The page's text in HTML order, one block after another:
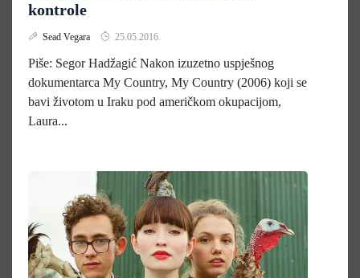
kontrole
Sead Vegara 25.05.2016.
Piše: Segor Hadžagić Nakon izuzetno uspješnog
dokumentarca My Country, My Country (2006) koji se
bavi životom u Iraku pod američkom okupacijom,
Laura...